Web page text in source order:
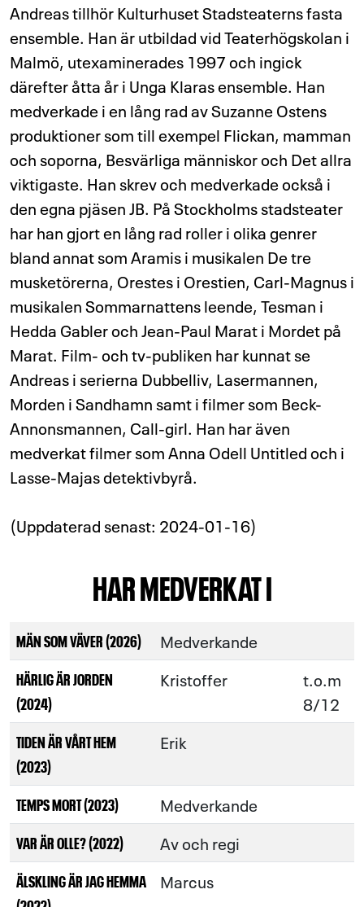
Andreas tillhör Kulturhuset Stadsteaterns fasta
ensemble. Han är utbildad vid Teaterhögskolan i
Malmö, utexaminerades 1997 och ingick
därefter åtta år i Unga Klaras ensemble. Han
medverkade i en lång rad av Suzanne Ostens
produktioner som till exempel Flickan, mamman
och soporna, Besvärliga människor och Det allra
viktigaste. Han skrev och medverkade också i
den egna pjäsen JB. På Stockholms stadsteater
har han gjort en lång rad roller i olika genrer
bland annat som Aramis i musikalen De tre
musketörerna, Orestes i Orestien, Carl-Magnus i
musikalen Sommarnattens leende, Tesman i
Hedda Gabler och Jean-Paul Marat i Mordet på
Marat. Film- och tv-publiken har kunnat se
Andreas i serierna Dubbelliv, Lasermannen,
Morden i Sandhamn samt i filmer som Beck-
Annonsmannen, Call-girl. Han har även
medverkat filmer som Anna Odell Untitled och i
Lasse-Majas detektivbyrå.
(Uppdaterad senast: 2024-01-16)
HAR MEDVERKAT I
MÄN SOM VÄVER (2026) Medverkande
HÄRLIG ÄR JORDEN
(2024)
Kristoffer
t.o.m
8/12
TIDEN ÄR VÅRT HEM
(2023)
Erik
TEMPS MORT (2023) Medverkande
VAR ÄR OLLE? (2022) Av och regi
ÄLSKLING ÄR JAG HEMMA
Marcus